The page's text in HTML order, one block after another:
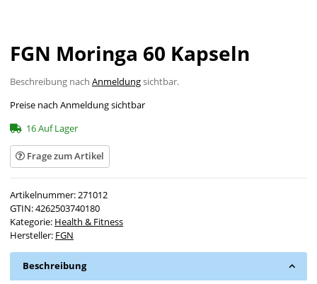
FGN Moringa 60 Kapseln
Beschreibung nach Anmeldungsichtbar.
Preise nach Anmeldung sichtbar
16 Auf Lager
Frage zum Artikel
Artikelnummer:271012
GTIN:4262503740180
Kategorie: Health & Fitness
Hersteller: FGN
Beschreibung